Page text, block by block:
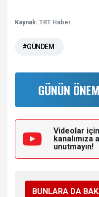
Kaynak: TRT Haber
#GÜNDEM
GÜNÜN
Videolar
kanalımıza
unutmayın!
BUNLARA DA